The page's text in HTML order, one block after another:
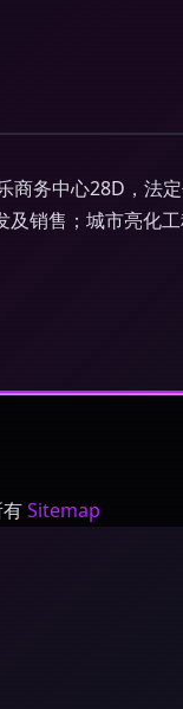
务中心28D，法
销售；城市亮化
Sitemap